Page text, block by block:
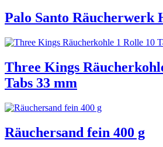
Palo Santo Räucherwerk
Three Kings
Tabs 33 mm
Räuchersand fein 400 g